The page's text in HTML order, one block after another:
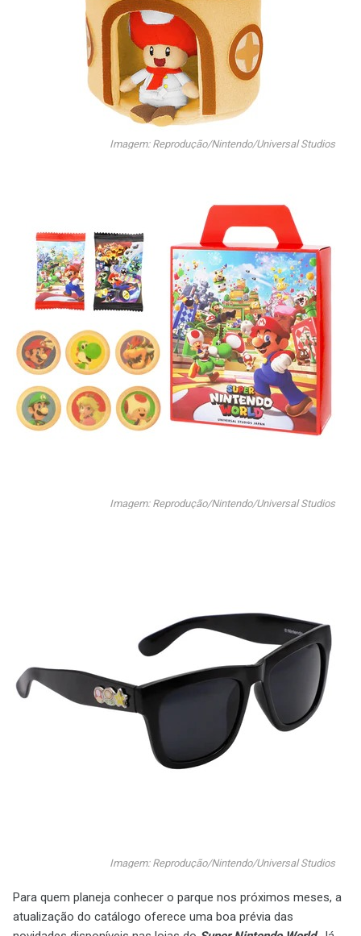
Imagem: Reprodução/Nintendo/Universal Studios
Imagem: Reprodução/Nintendo/Universal Studios
Imagem: Reprodução/Nintendo/Universal Studios
Para quem planeja conhecer o parque nos próximos meses, a
atualização do catálogo oferece uma boa prévia das